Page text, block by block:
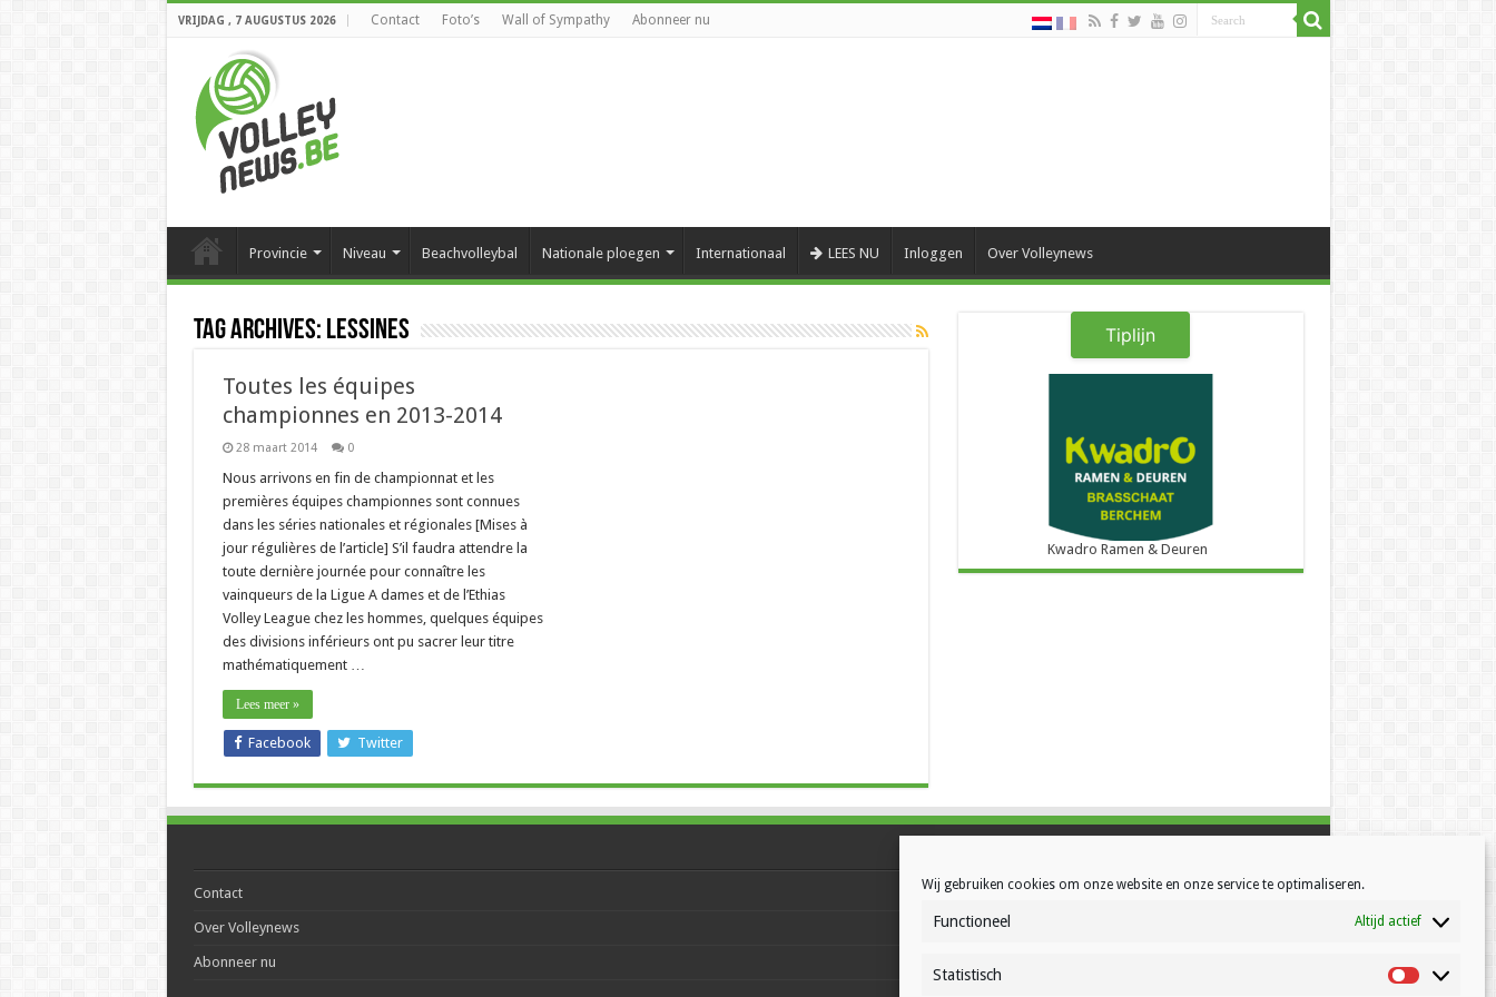
Wij gebruiken cookies om onze website en onze service te optimaliseren.
Functioneel Altijd actief
Statistisch Statistisch
VRIJDAG , 7 AUGUSTUS 2026 Contact Foto’s Wall of Sympathy Abonneer nu
Provincie Niveau Beachvolleybal Nationale ploegen Internationaal LEES NU Inloggen Over Volleynews
Tag Archives: Lessines
Toutes les équipes
championnes en 2013-2014
28 maart 2014 0
Nous arrivons en fin de championnat et les
premières équipes championnes sont connues
dans les séries nationales et régionales [Mises à
jour régulières de l’article] S’il faudra attendre la
toute dernière journée pour connaître les
vainqueurs de la Ligue A dames et de l’Ethias
Volley League chez les hommes, quelques équipes
des divisions inférieurs ont pu sacrer leur titre
mathématiquement …
Lees meer »
Facebook Twitter
Tiplijn
Kwadro Ramen & Deuren
Contact
Over Volleynews
Abonneer nu